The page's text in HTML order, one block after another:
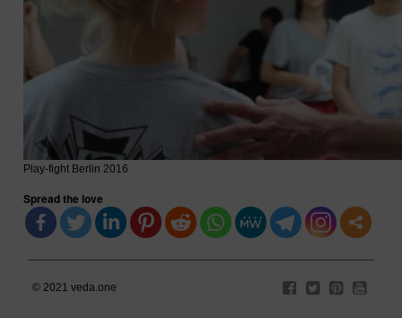
Play-fight Berlin 2016
Spread the love
© 2021 veda.one